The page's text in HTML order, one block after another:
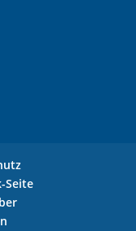
Seite